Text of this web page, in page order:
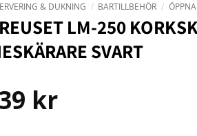
& DUKNING / BARTILLBEHÖR /
LM-250
SVART
kr